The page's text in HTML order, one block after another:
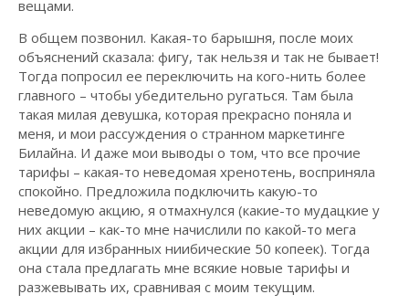
вещами.
В общем позвонил. Какая-то барышня, после моих
объяснений сказала: фигу, так нельзя и так не бывает!
Тогда попросил ее переключить на кого-нить более
главного – чтобы убедительно ругаться. Там была
такая милая девушка, которая прекрасно поняла и
меня, и мои рассуждения о странном маркетинге
Билайна. И даже мои выводы о том, что все прочие
тарифы – какая-то неведомая хренотень, восприняла
спокойно. Предложила подключить какую-то
неведомую акцию, я отмахнулся (какие-то мудацкие у
них акции – как-то мне начислили по какой-то мега
акции для избранных ниибические 50 копеек). Тогда
она стала предлагать мне всякие новые тарифы и
разжевывать их, сравнивая с моим текущим.